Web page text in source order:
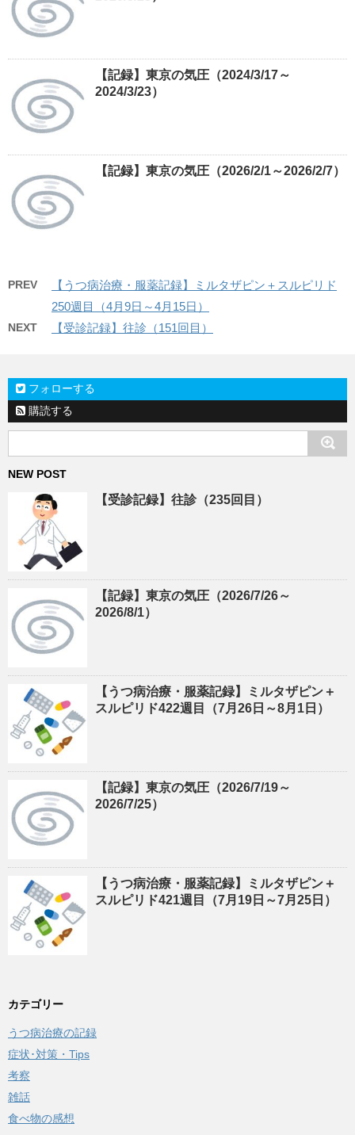
【記録】東京の気圧（2024/3/17～
2024/3/23）
【記録】東京の気圧（2026/2/1～2026/2/7）
PREV
【うつ病治療・服薬記録】ミルタザピン＋スルピリド
250週目（4月9日～4月15日）
NEXT 【受診記録】往診（151回目）
フォローする
購読する
NEW POST
【受診記録】往診（235回目）
【記録】東京の気圧（2026/7/26～
2026/8/1）
【うつ病治療・服薬記録】ミルタザピン＋
スルピリド422週目（7月26日～8月1日）
【記録】東京の気圧（2026/7/19～
2026/7/25）
【うつ病治療・服薬記録】ミルタザピン＋
スルピリド421週目（7月19日～7月25日）
カテゴリー
うつ病治療の記録
症状･対策・Tips
考察
雑話
食べ物の感想